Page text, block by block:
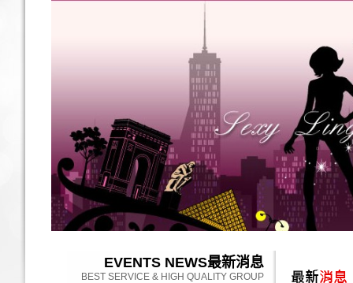
EVENTS NEWS最新消息
BEST SERVICE & HIGH QUALITY GROUP